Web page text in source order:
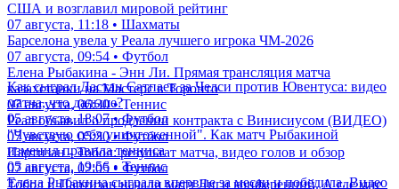
США и возглавил мировой рейтинг
07 августа, 11:18 • Шахматы
Барселона увела у Реала лучшего игрока ЧМ-2026
07 августа, 09:54 • Футбол
Елена Рыбакина - Энн Ли. Прямая трансляция матча
казахстанки на Мастерс в Торонто
07 августа, 06:30 • Теннис
Реал объявил о продлении контракта с Винисиусом (ВИДЕО)
07 августа, 05:30 • Футбол
Партизан - Тобол: результат матча, видео голов и обзор
07 августа, 02:05 • Футбол
Тобол и Партизан начали матч Лиги конференций. А где мне
Как сыграл Дастан Сатпаев за Челси против Ювентуса: видео
матча, что дальше?
05 августа, 18:07 • Футбол
"Чувствую себя уничтоженной". Как матч Рыбакиной
изменил правила тенниса
05 августа, 19:56 • Теннис
Елена Рыбакина сыграла впервые за месяц и победила. Видео